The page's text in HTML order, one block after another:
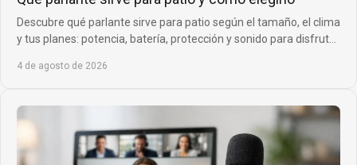
Descubre qué parlante sirve para patio según el tamaño, el clima
y tus planes: potencia, batería, protección y sonido para disfrutar
4 de agosto de 2026